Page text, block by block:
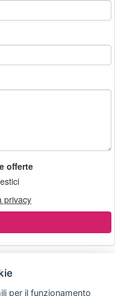
offerte
privacy
Scrivici
per il funzionamento